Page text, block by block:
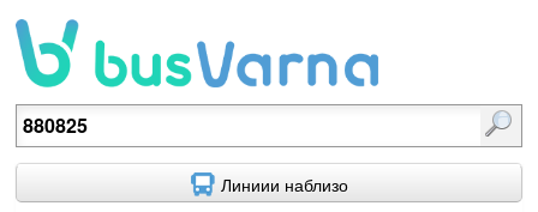
Потърсете спирка или линия.
Линиии наблизо